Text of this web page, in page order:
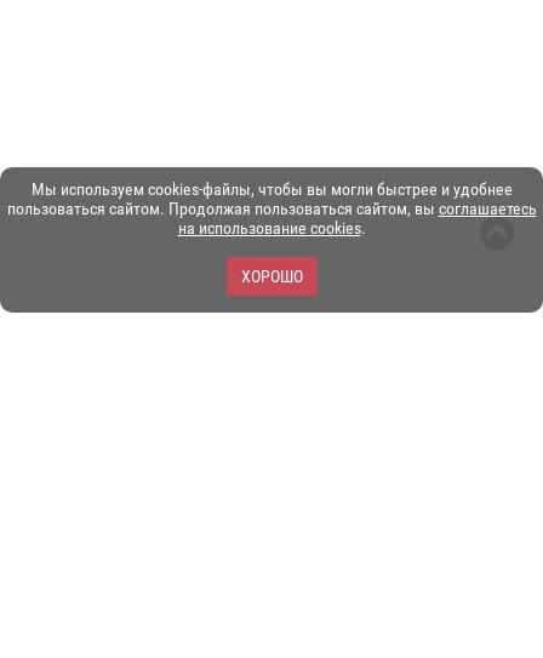
Мы используем cookies-файлы, чтобы вы могли быстрее и удобнее
пользоваться сайтом. Продолжая пользоваться сайтом, вы соглашаетесь
на использование cookies.
ХОРОШО